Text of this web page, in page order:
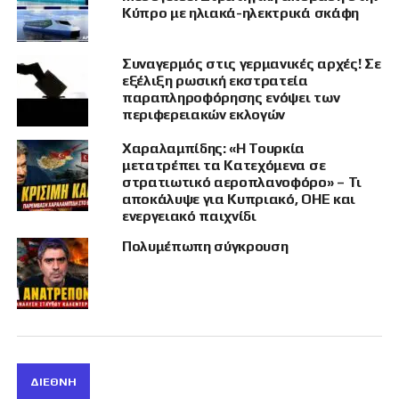
στην Ουκρανία στις 24 Φεβρουαρίου 2022.
Καμία χώρα δεν έχει αναλάβει προσώρας την
ευθύνη για τη νέα επίθεση που αναφέρθηκε.
Το τουρκικό υπουργείο Μεταφορών δεν ήταν
άμεσα διαθέσιμο για σχόλια σχετικά με τα
συμβάντα λόγω της μουσουλμανικής αργίας
Έιντ.
Πηγή: ΑΠΕ-ΜΠΕ
ΣΧΕΤΙΚΆ ΘΈΜΑΤΑ
ΝΑΥΤΙΛΊΑ
ΤΟΥΡΚΊΑ
Κύπρο με ηλιακά-ηλεκτρικά σκάφη
Συναγερμός στις γερμανικές αρχές! Σε
εξέλιξη ρωσική εκστρατεία
παραπληροφόρησης ενόψει των
περιφερειακών εκλογών
Χαραλαμπίδης: «Η Τουρκία
μετατρέπει τα Κατεχόμενα σε
στρατιωτικό αεροπλανοφόρο» – Τι
αποκάλυψε για Κυπριακό, ΟΗΕ και
ενεργειακό παιχνίδι
Πολυμέπωπη σύγκρουση
ΔΙΕΘΝΉ